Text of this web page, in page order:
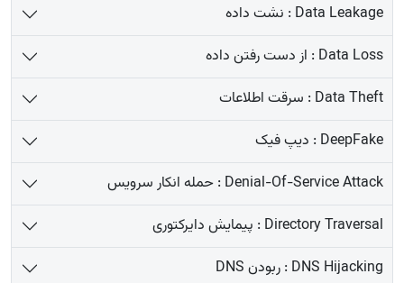
Data Leakage : نشت داده
Data Loss : از دست رفتن داده
Data Theft : سرقت اطلاعات
DeepFake : دیپ فیک
Denial-Of-Service Attack : حمله انکار سرویس
Directory Traversal : پیمایش دایرکتوری
DNS Hijacking : ربودن DNS